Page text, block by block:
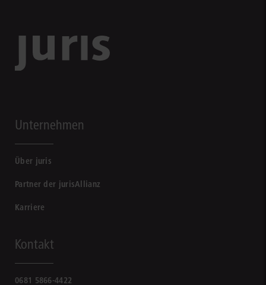
Unternehmen
Über juris
Partner der jurisAllianz
Karriere
Kontakt
0681 5866-4422